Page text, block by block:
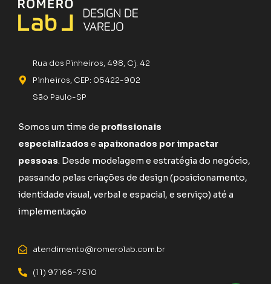
Rua dos Pinheiros, 498, Cj. 42
Pinheiros, CEP: 05422-902
São Paulo-SP
Somos um time de profissionais
especializados e apaixonados por impactar
pessoas. Desde modelagem e estratégia do negócio,
passando pelas criações de design (posicionamento,
identidade visual, verbal e espacial, e serviço) até a
implementação
atendimento@romerolab.com.br
(11) 97166-7510